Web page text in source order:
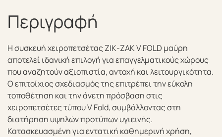
Περιγραφή
Η συσκευή χειροπετσέτας ΖΙΚ-ΖΑΚ V FOLD μαύρη
αποτελεί ιδανική επιλογή για επαγγελματικούς χώρους
που αναζητούν αξιοπιστία, αντοχή και λειτουργικότητα.
Ο επιτοίχιος σχεδιασμός της επιτρέπει την εύκολη
τοποθέτηση και την άνετη πρόσβαση στις
χειροπετσέτες τύπου V Fold, συμβάλλοντας στη
διατήρηση υψηλών προτύπων υγιεινής.
Κατασκευασμένη για εντατική καθημερινή χρήση,